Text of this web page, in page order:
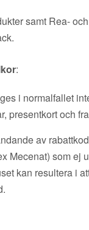
samt Rea-
:
i normalfallet
presentkort och
av
Mecenat) som ej
kan resultera i